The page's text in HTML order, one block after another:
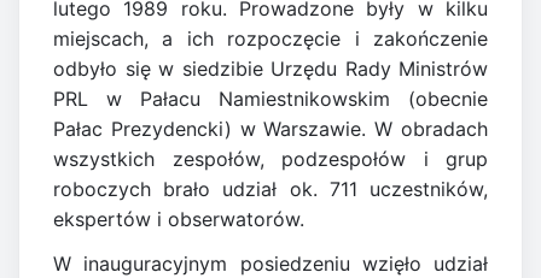
lutego 1989 roku. Prowadzone były w kilku
miejscach, a ich rozpoczęcie i zakończenie
odbyło się w siedzibie Urzędu Rady Ministrów
PRL w Pałacu Namiestnikowskim (obecnie
Pałac Prezydencki) w Warszawie. W obradach
wszystkich zespołów, podzespołów i grup
roboczych brało udział ok. 711 uczestników,
ekspertów i obserwatorów.
W inauguracyjnym posiedzeniu wzięło udział